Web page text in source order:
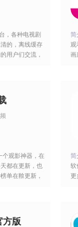
，各种电视剧
的，离线缓存
用户们交流，
简
观
画
个观影神器，在
都在更新，也
单在鞥更新，
简
软
更
方版